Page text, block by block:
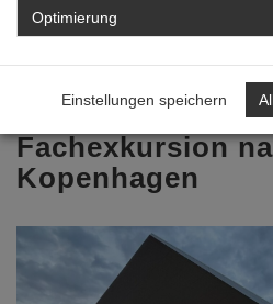
Dänisches
Visionen
Fachexkursion
Kopenhagen
Optimierung
Einstellungen speichern